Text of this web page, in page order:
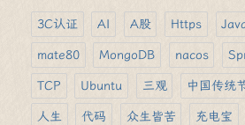
3C认证 AI A股 Https
mate80 MongoDB nacos
TCP Ubuntu 三观 中国传统
人生 代码 众生皆苦 充电宝